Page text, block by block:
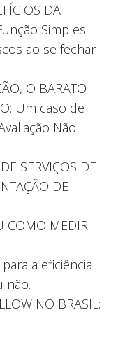
DA
Simples
ao se fechar
O BARATO
Um caso de
Não
SERVIÇOS DE
DE
COMO MEDIR
para a eficiência
não.
NO BRASIL: